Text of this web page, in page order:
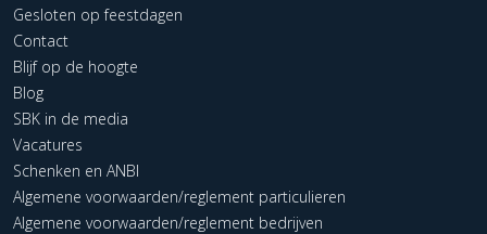
Gesloten op feestdagen
Contact
Blijf op de hoogte
Blog
SBK in de media
Vacatures
Schenken en ANBI
Algemene voorwaarden/reglement particulieren
Algemene voorwaarden/reglement bedrijven